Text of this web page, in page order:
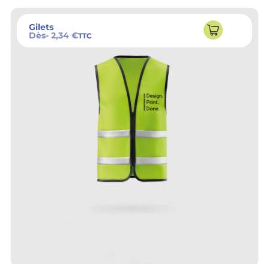
Gilets
Dès- 2,34 €TTC